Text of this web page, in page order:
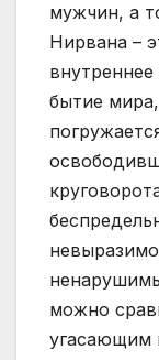
мужчин, а
Нирвана –
бытие
можно
угасающим